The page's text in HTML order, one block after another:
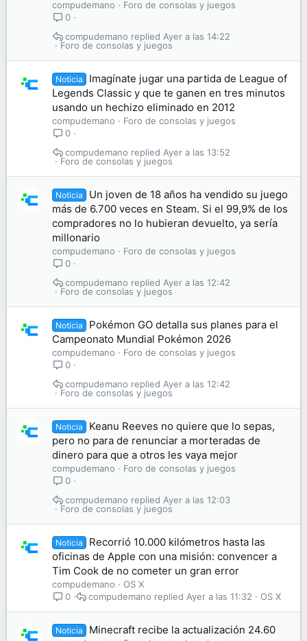
compudemano
Foro de consolas y juegos
0
Foro de consolas y juegos
Ayer a las 14:22
compudemano
Noticia
Imagínate jugar una partida de League of
Legends Classic y que te ganen en tres minutos
usando un hechizo eliminado en 2012
compudemano
Foro de consolas y juegos
0
Foro de consolas y juegos
Ayer a las 13:52
compudemano
Noticia
Un joven de 18 años ha vendido su juego
más de 6.700 veces en Steam. Si el 99,9% de los
compradores no lo hubieran devuelto, ya sería
millonario
compudemano
Foro de consolas y juegos
0
Foro de consolas y juegos
Ayer a las 12:42
compudemano
Noticia
Pokémon GO detalla sus planes para el
Campeonato Mundial Pokémon 2026
compudemano
Foro de consolas y juegos
0
Foro de consolas y juegos
Ayer a las 12:42
compudemano
Noticia
Keanu Reeves no quiere que lo sepas,
pero no para de renunciar a morteradas de
dinero para que a otros les vaya mejor
compudemano
Foro de consolas y juegos
0
Foro de consolas y juegos
Ayer a las 12:03
compudemano
Noticia
Recorrió 10.000 kilómetros hasta las
oficinas de Apple con una misión: convencer a
Tim Cook de no cometer un gran error
compudemano
OS X
0
OS X
Ayer a las 11:32
compudemano
Noticia Minecraft recibe la actualización 24.60